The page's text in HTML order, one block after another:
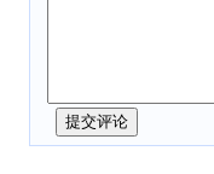
<<现代通货及其
<<经济大恐慌>>